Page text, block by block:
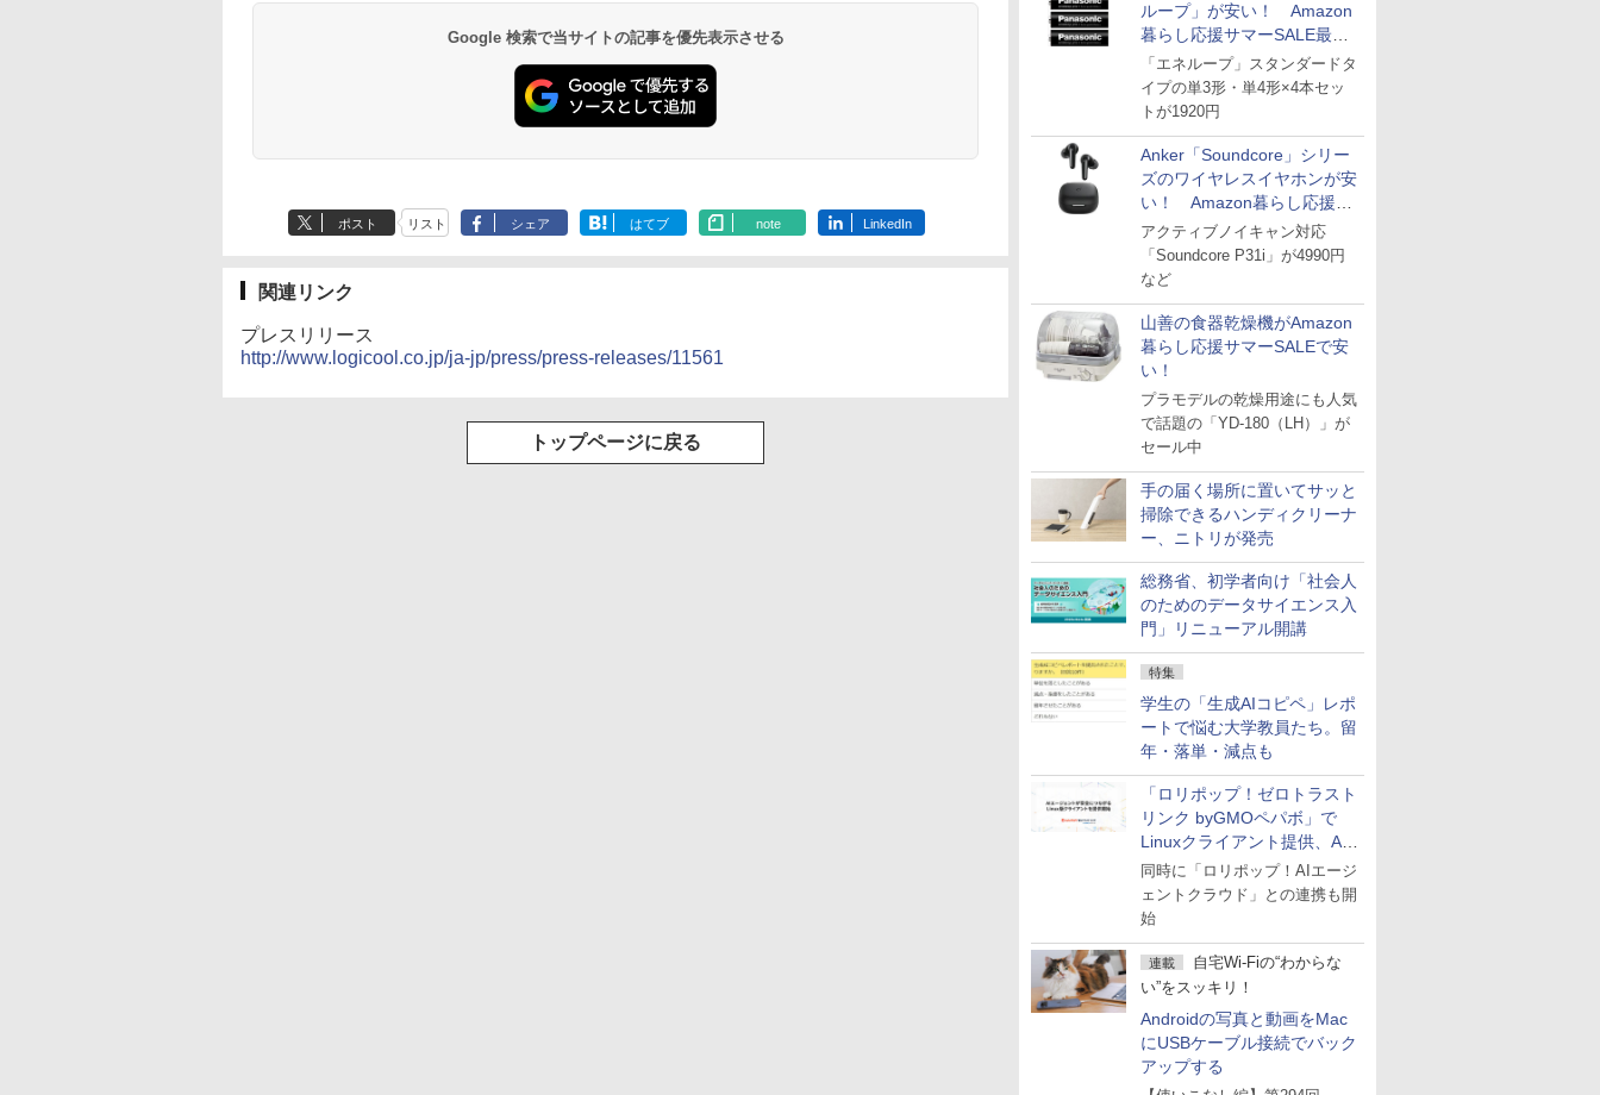
ループ」が安い！ Amazon
暮らし応援サマーSALE最終
日
「エネループ」スタンダードタ
イプの単3形・単4形×4本セッ
トが1920円
Anker「Soundcore」シリー
ズのワイヤレスイヤホンが安
い！ Amazon暮らし応援サ
マーSALE
アクティブノイキャン対応
「Soundcore P31i」が4990円
など
山善の食器乾燥機がAmazon
暮らし応援サマーSALEで安
い！
プラモデルの乾燥用途にも人気
で話題の「YD-180（LH）」が
セール中
手の届く場所に置いてサッと
掃除できるハンディクリーナ
ー、ニトリが発売
総務省、初学者向け「社会人
のためのデータサイエンス入
門」リニューアル開講
特集
学生の「生成AIコピペ」レポ
ートで悩む大学教員たち。留
年・落単・減点も
「ロリポップ！ゼロトラスト
リンク byGMOペパボ」で
Linuxクライアント提供、AI
エージェントの接続が容易に
同時に「ロリポップ！AIエージ
ェントクラウド」との連携も開
始
連載
自宅Wi-Fiの“わからな
い”をスッキリ！
Androidの写真と動画をMac
にUSBケーブル接続でバック
アップする
Google 検索で当サイトの記事を優先表示させる
ポスト リスト シェア はてブ note LinkedIn
関連リンク
プレスリリース
http://www.logicool.co.jp/ja-jp/press/press-releases/11561
トップページに戻る